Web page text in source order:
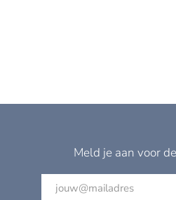
Meld je aan voor